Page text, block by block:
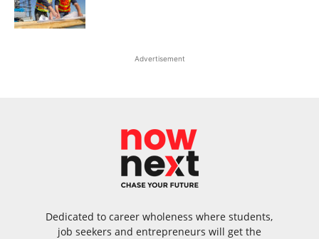
Advertisement
Dedicated to career wholeness where students,
job seekers and entrepreneurs will get the